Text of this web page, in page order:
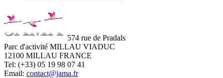
574 rue de Pradals
Parc d'activité MILLAU VIADUC
12100 MILLAU FRANCE
Tel: (+33) 05 19 98 07 41
Email: contact@jama.fr